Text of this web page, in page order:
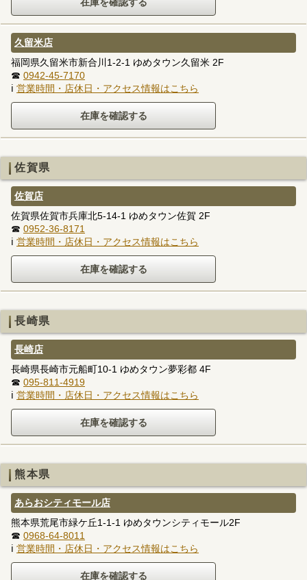
久留米店
福岡県久留米市新合川1-2-1 ゆめタウン久留米 2F
☎ 0942-45-7170
ℹ 営業時間・店休日・アクセス情報はこちら
佐賀県
佐賀店
佐賀県佐賀市兵庫北5-14-1 ゆめタウン佐賀 2F
☎ 0952-36-8171
ℹ 営業時間・店休日・アクセス情報はこちら
長崎県
長崎店
長崎県長崎市元船町10-1 ゆめタウン夢彩都 4F
☎ 095-811-4919
ℹ 営業時間・店休日・アクセス情報はこちら
熊本県
あらおシティモール店
熊本県荒尾市緑ケ丘1-1-1 ゆめタウンシティモール2F
☎ 0968-64-8011
ℹ 営業時間・店休日・アクセス情報はこちら